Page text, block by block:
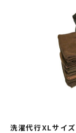
洗濯代行XLサイ